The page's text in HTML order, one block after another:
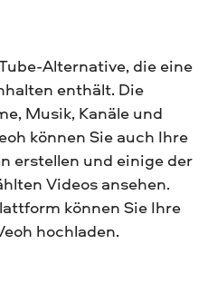
Alternative, die eine
enthält. Die
Musik, Kanäle und
können Sie auch Ihre
erstellen und einige der
Videos ansehen.
können Sie Ihre
hochladen.